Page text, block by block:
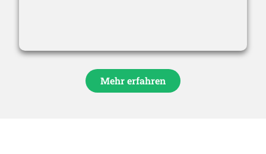
Mehr erfahren